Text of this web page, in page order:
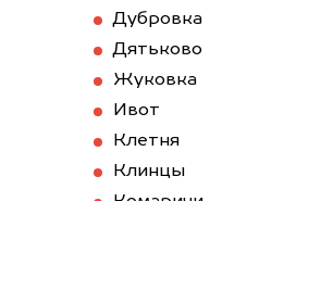
Дубровка
Дятьково
Жуковка
Ивот
Клетня
Клинцы
Комаричи